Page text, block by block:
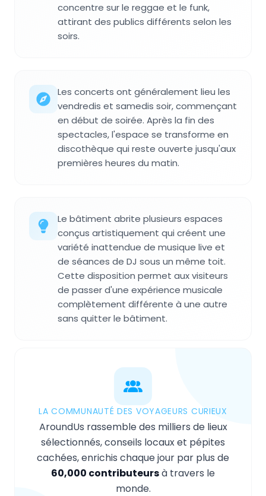
concentre sur le reggae et le funk,
attirant des publics différents selon les
soirs.
Les concerts ont généralement lieu les
vendredis et samedis soir, commençant
en début de soirée. Après la fin des
spectacles, l'espace se transforme en
discothèque qui reste ouverte jusqu'aux
premières heures du matin.
Le bâtiment abrite plusieurs espaces
conçus artistiquement qui créent une
variété inattendue de musique live et
de séances de DJ sous un même toit.
Cette disposition permet aux visiteurs
de passer d'une expérience musicale
complètement différente à une autre
sans quitter le bâtiment.
LA COMMUNAUTÉ DES VOYAGEURS CURIEUX
AroundUs rassemble des milliers de lieux
sélectionnés, conseils locaux et pépites
cachées, enrichis chaque jour par plus de
60,000 contributeursà travers le
monde.